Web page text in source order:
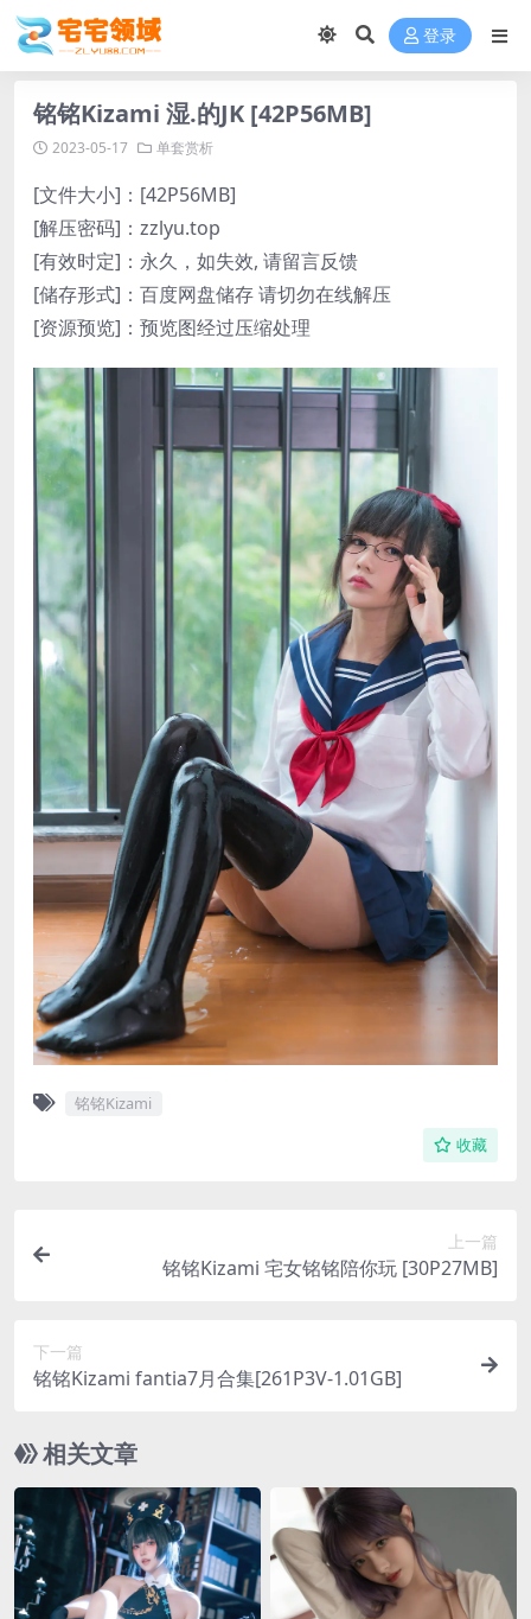
登录
铭铭Kizami 湿.的JK [42P56MB]
2023-05-17 单套赏析
[文件大小]：[42P56MB]
[解压密码]：zzlyu.top
[有效时定]：永久，如失效, 请留言反馈
[储存形式]：百度网盘储存 请切勿在线解压
[资源预览]：预览图经过压缩处理
铭铭Kizami
收藏
上一篇
铭铭Kizami 宅女铭铭陪你玩 [30P27MB]
下一篇
铭铭Kizami fantia7月合集[261P3V-1.01GB]
相关文章